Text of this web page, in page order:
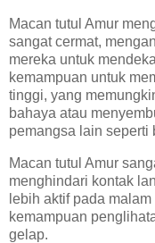
Macan tutul Amur
sangat cermat,
mereka untuk
kemampuan untuk
tinggi, yang
bahaya atau
pemangsa lain seperti
Macan tutul Amur
menghindari kontak
lebih aktif pada
kemampuan
gelap.